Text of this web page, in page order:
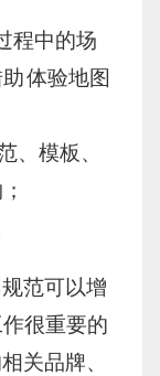
程中的场
体验地图
、模板、
范可以增
很重要的
关品牌、